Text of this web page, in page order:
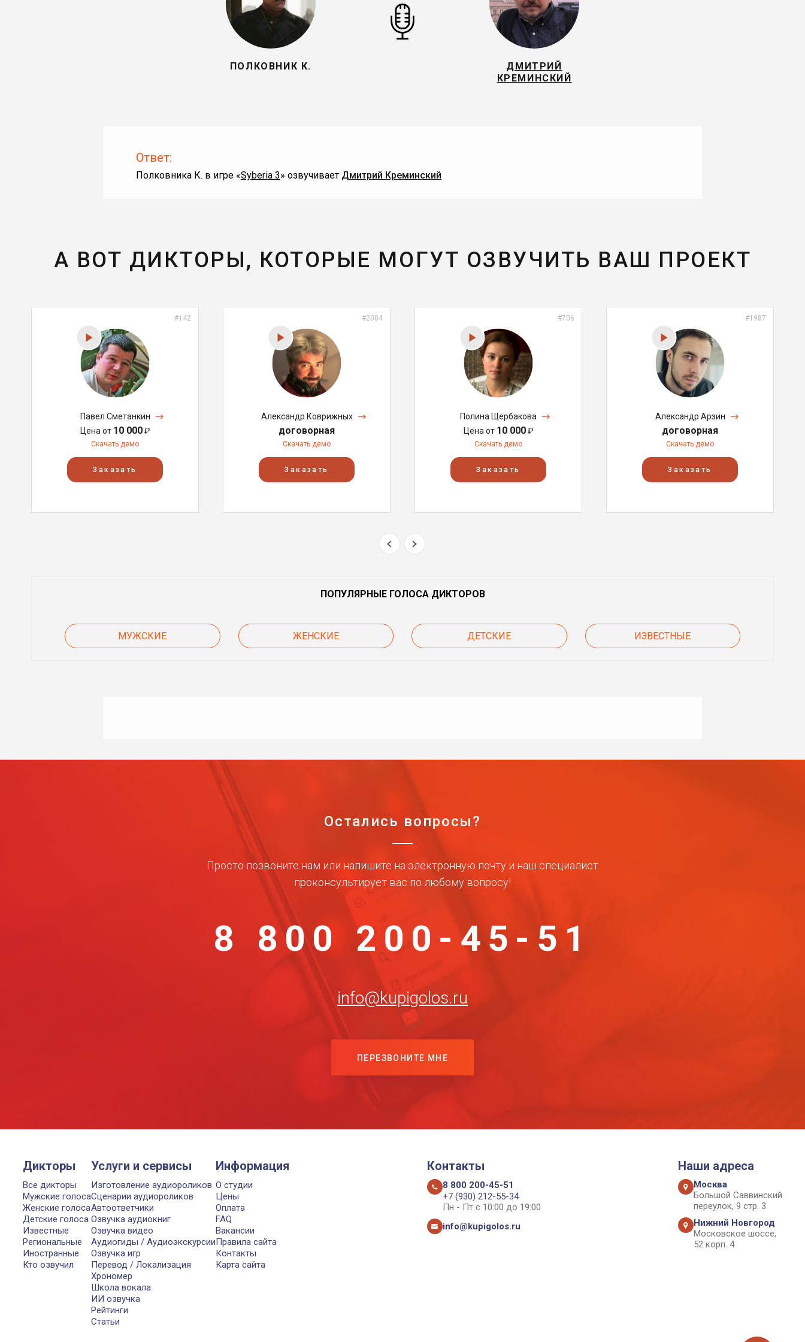
ПОЛКОВНИК К.
ДМИТРИЙ
КРЕМИНСКИЙ
Ответ:
Полковника К. в игре «Syberia 3» озвучивает Дмитрий Креминский
А ВОТ ДИКТОРЫ, КОТОРЫЕ МОГУТ ОЗВУЧИТЬ ВАШ ПРОЕКТ
#142
Павел Сметанкин
Цена от 10 000₽
Скачать демо
Заказать
#2004
Александр Коврижных
договорная
Скачать демо
Заказать
#706
Полина Щербакова
Цена от 10 000₽
Скачать демо
Заказать
#1987
Александр Арзин
договорная
Скачать демо
Заказать
ПОПУЛЯРНЫЕ ГОЛОСА ДИКТОРОВ
МУЖСКИЕ ЖЕНСКИЕ ДЕТСКИЕ ИЗВЕСТНЫЕ
Остались вопросы?
Просто позвоните нам или напишите на электронную почту и наш специалист
проконсультирует вас по любому вопросу!
8 800 200-45-51
info@kupigolos.ru
ПЕРЕЗВОНИТЕ МНЕ
Дикторы
Все дикторы
Мужские голоса
Женские голоса
Детские голоса
Известные
Региональные
Иностранные
Кто озвучил
Услуги и сервисы
Изготовление аудиороликов
Сценарии аудиороликов
Автоответчики
Озвучка аудиокниг
Озвучка видео
Аудиогиды / Аудиоэкскурсии
Озвучка игр
Перевод / Локализация
Хрономер
Школа вокала
ИИ озвучка
Рейтинги
Статьи
Информация
О студии
Цены
Оплата
FAQ
Вакансии
Правила сайта
Контакты
Карта сайта
Контакты
8 800 200-45-51
+7 (930) 212-55-34
Пн - Пт с 10:00 до 19:00
info@kupigolos.ru
Наши адреса
Москва
Большой Саввинский
переулок, 9 стр. 3
Нижний Новгород
Московское шоссе,
52 корп. 4